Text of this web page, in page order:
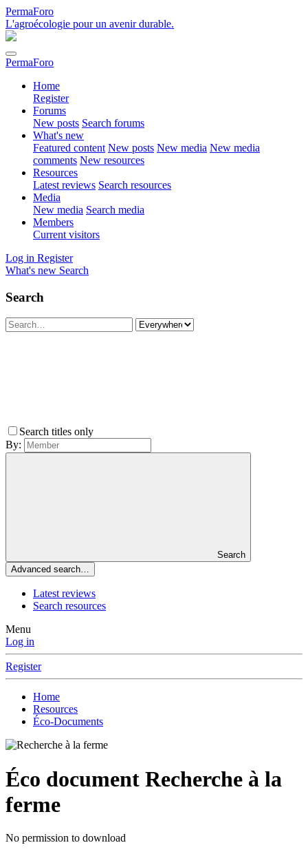
PermaForo
L'agroécologie pour un avenir durable.
PermaForo
Home
Register
Forums
New posts Search forums
What's new
Featured content New posts New media New media
comments New resources
Resources
Latest reviews Search resources
Media
New media Search media
Members
Current visitors
Log in Register
What's new Search
Search
Search titles only
By:
Search
Advanced search…
Latest reviews
Search resources
Menu
Log in
Register
Home
Resources
Éco-Documents
Éco document Recherche à la
ferme
No permission to download